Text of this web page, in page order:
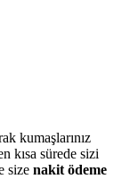
kumaşlarınız
kısa sürede sizi
size nakit ödeme